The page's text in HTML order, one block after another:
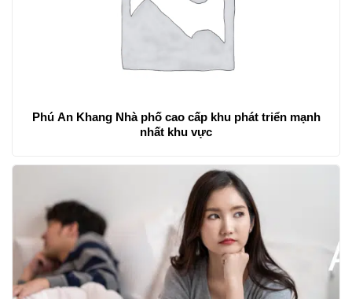
Phú An Khang Nhà phố cao cấp khu phát triển mạnh
nhất khu vực